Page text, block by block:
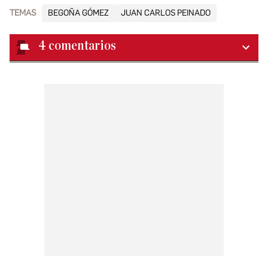
TEMAS BEGOÑA GÓMEZ JUAN CARLOS PEINADO
4 comentarios